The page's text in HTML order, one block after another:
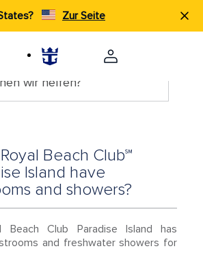
Zur Seite
wir helfen?
Beach Club℠
Island have
and showers?
Beach Club Paradise Island has
and freshwater showers for